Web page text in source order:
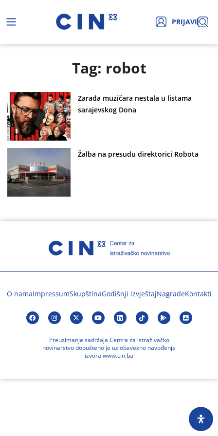
PRIJAVI
Tag: robot
Zarada muzičara nestala u listama
sarajevskog Dona
Žalba na presudu direktorici Robota
O namaImpressumSkupštinaGodišnji izvještajNagradeKontakti
Preuzimanje sadržaja Centra za istraživačko
novinarstvo dopušteno je uz obavezno navođenje
izvora www.cin.ba